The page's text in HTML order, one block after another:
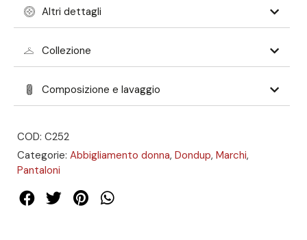
Altri dettagli
Collezione
Composizione e lavaggio
COD: C252
Categorie: Abbigliamento donna, Dondup, Marchi,
Pantaloni